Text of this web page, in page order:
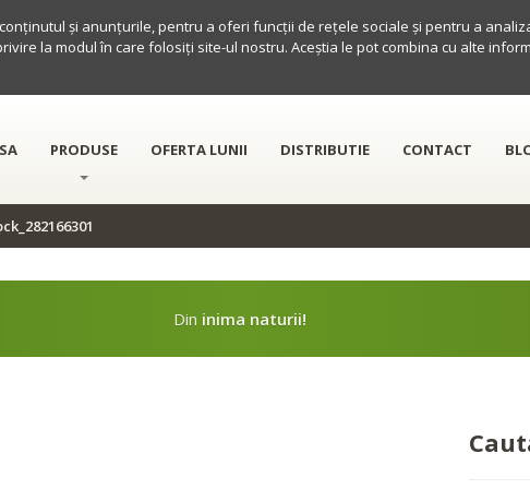
PRODUSE OFERTA LUNII DISTRIBUTIE CONTACT
Din inima naturii!
și anunțurile, pentru a oferi funcții de rețele sociale și pentru a
la modul în care folosiți site-ul nostru. Aceștia le pot combina cu alte